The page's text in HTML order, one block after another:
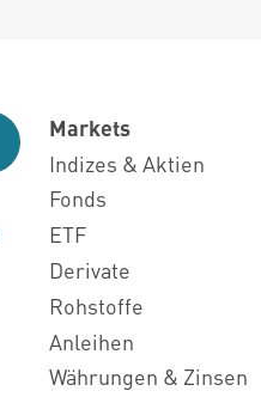
Markets
Indizes & Aktien
Fonds
ETF
Derivate
Rohstoffe
Anleihen
Währungen & Zinsen